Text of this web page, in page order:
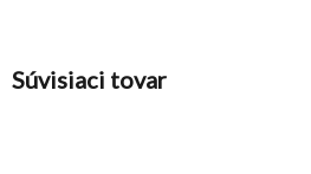
Súvisiaci tovar